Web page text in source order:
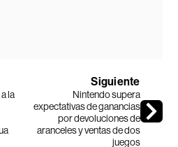
la
Siguiente
Nintendo supera
expectativas de ganancias
por devoluciones de
aranceles y ventas de dos
juegos